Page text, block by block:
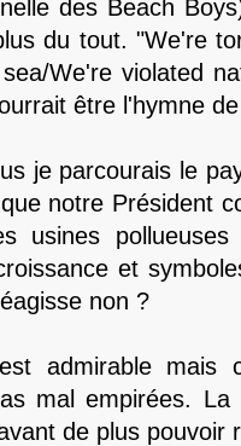
des Beach
du tout. "We're
We're violated
être l'hymne
je parcourais le
notre Président
usines
et
non ?
admirable mais
mal empirées.
de plus pouvoir